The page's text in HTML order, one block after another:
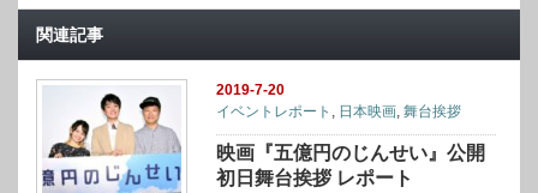
関連記事
2019-7-20
イベントレポート
日本映画 ,舞台挨拶
映画『五億円のじんせい』公開
初日舞台挨拶 レポート